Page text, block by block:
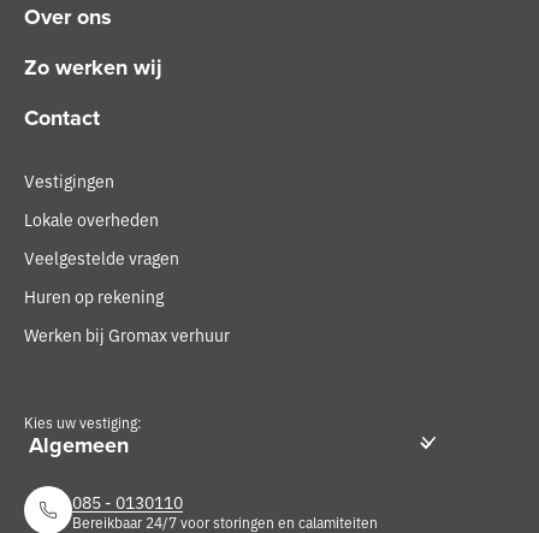
Over ons
Zo werken wij
Contact
Vestigingen
Lokale overheden
Veelgestelde vragen
Huren op rekening
Werken bij Gromax verhuur
Kies uw vestiging:
085 - 0130110
Bereikbaar 24/7 voor storingen en calamiteiten